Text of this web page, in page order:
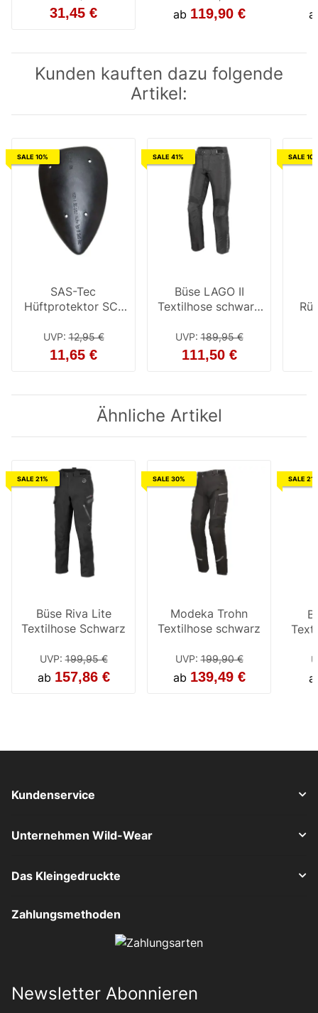
31,45 € ab 119,90 € ab
Kunden kauften dazu folgende
Artikel:
SALE 10%
SAS-Tec
Hüftprotektor SC-
UVP:12,95 €
11,65 €
SALE 41%
Büse LAGO II
Textilhose schwarz
UVP:189,95 €
111,50 €
SALE
Ähnliche Artikel
SALE 21%
Büse Riva Lite
Textilhose Schwarz
UVP:199,95 €
ab 157,86 €
SALE 30%
Modeka Trohn
Textilhose schwarz
UVP:199,90 €
ab 139,49 €
SALE
Kundenservice
Unternehmen Wild-Wear
Das Kleingedruckte
Zahlungsmethoden
Newsletter Abonnieren